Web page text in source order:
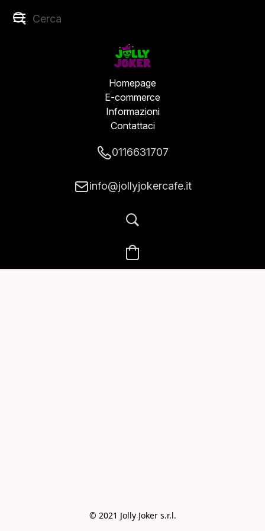
Homepage
E-commerce
Informazioni
Contattaci
0116631707
info@jollyjokercafe.it
© 2021 Jolly Joker s.r.l.